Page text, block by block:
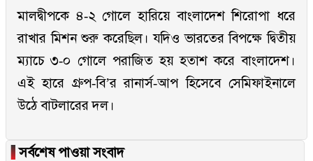
মালদ্বীপকে ৪-২ গোলে হারিয়ে বাংলাদেশ শিরোপা ধরে
রাখার মিশন শুরু করেছিল। যদিও ভারতের বিপক্ষে দ্বিতীয়
ম্যাচে ৩-০ গোলে পরাজিত হয় হতাশ করে বাংলাদেশ।
এই হারে গ্রুপ-বি’র রানার্স-আপ হিসেবে সেমিফাইনালে
উঠে বাটলারের দল।
▐সর্বশেষ পাওয়া সংবাদ